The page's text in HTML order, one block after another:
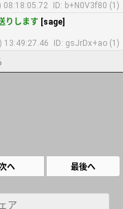
08:18:05.72
ID: b+N0V3f80 (1)
りします [sage]
13:49:27.46 ID: gsJrDx+ao (1)
へ 最後へ
ア